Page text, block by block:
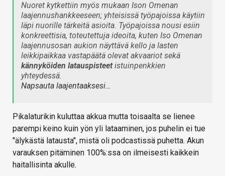
Nuoret kytkettiin myös mukaan Ison Omenan
laajennushankkeeseen; yhteisissä työpajoissa käytiin
läpi nuorille tärkeitä asioita. Työpajoissa nousi esiin
konkreettisia, toteutettuja ideoita, kuten Iso Omenan
laajennusosan aukion näyttävä kello ja lasten
leikkipaikkaa vastapäätä olevat akvaariot sekä
kännyköiden latauspisteetistuinpenkkien
yhteydessä.
Napsauta laajentaaksesi…
Pikalaturikin kuluttaa akkua mutta toisaalta se lienee
parempi keino kuin yön yli lataaminen, jos puhelin ei tue
"älykästä latausta", mistä oli podcastissä puhetta. Akun
varauksen pitäminen 100%:ssa on ilmeisesti kaikkein
haitallisinta akulle.